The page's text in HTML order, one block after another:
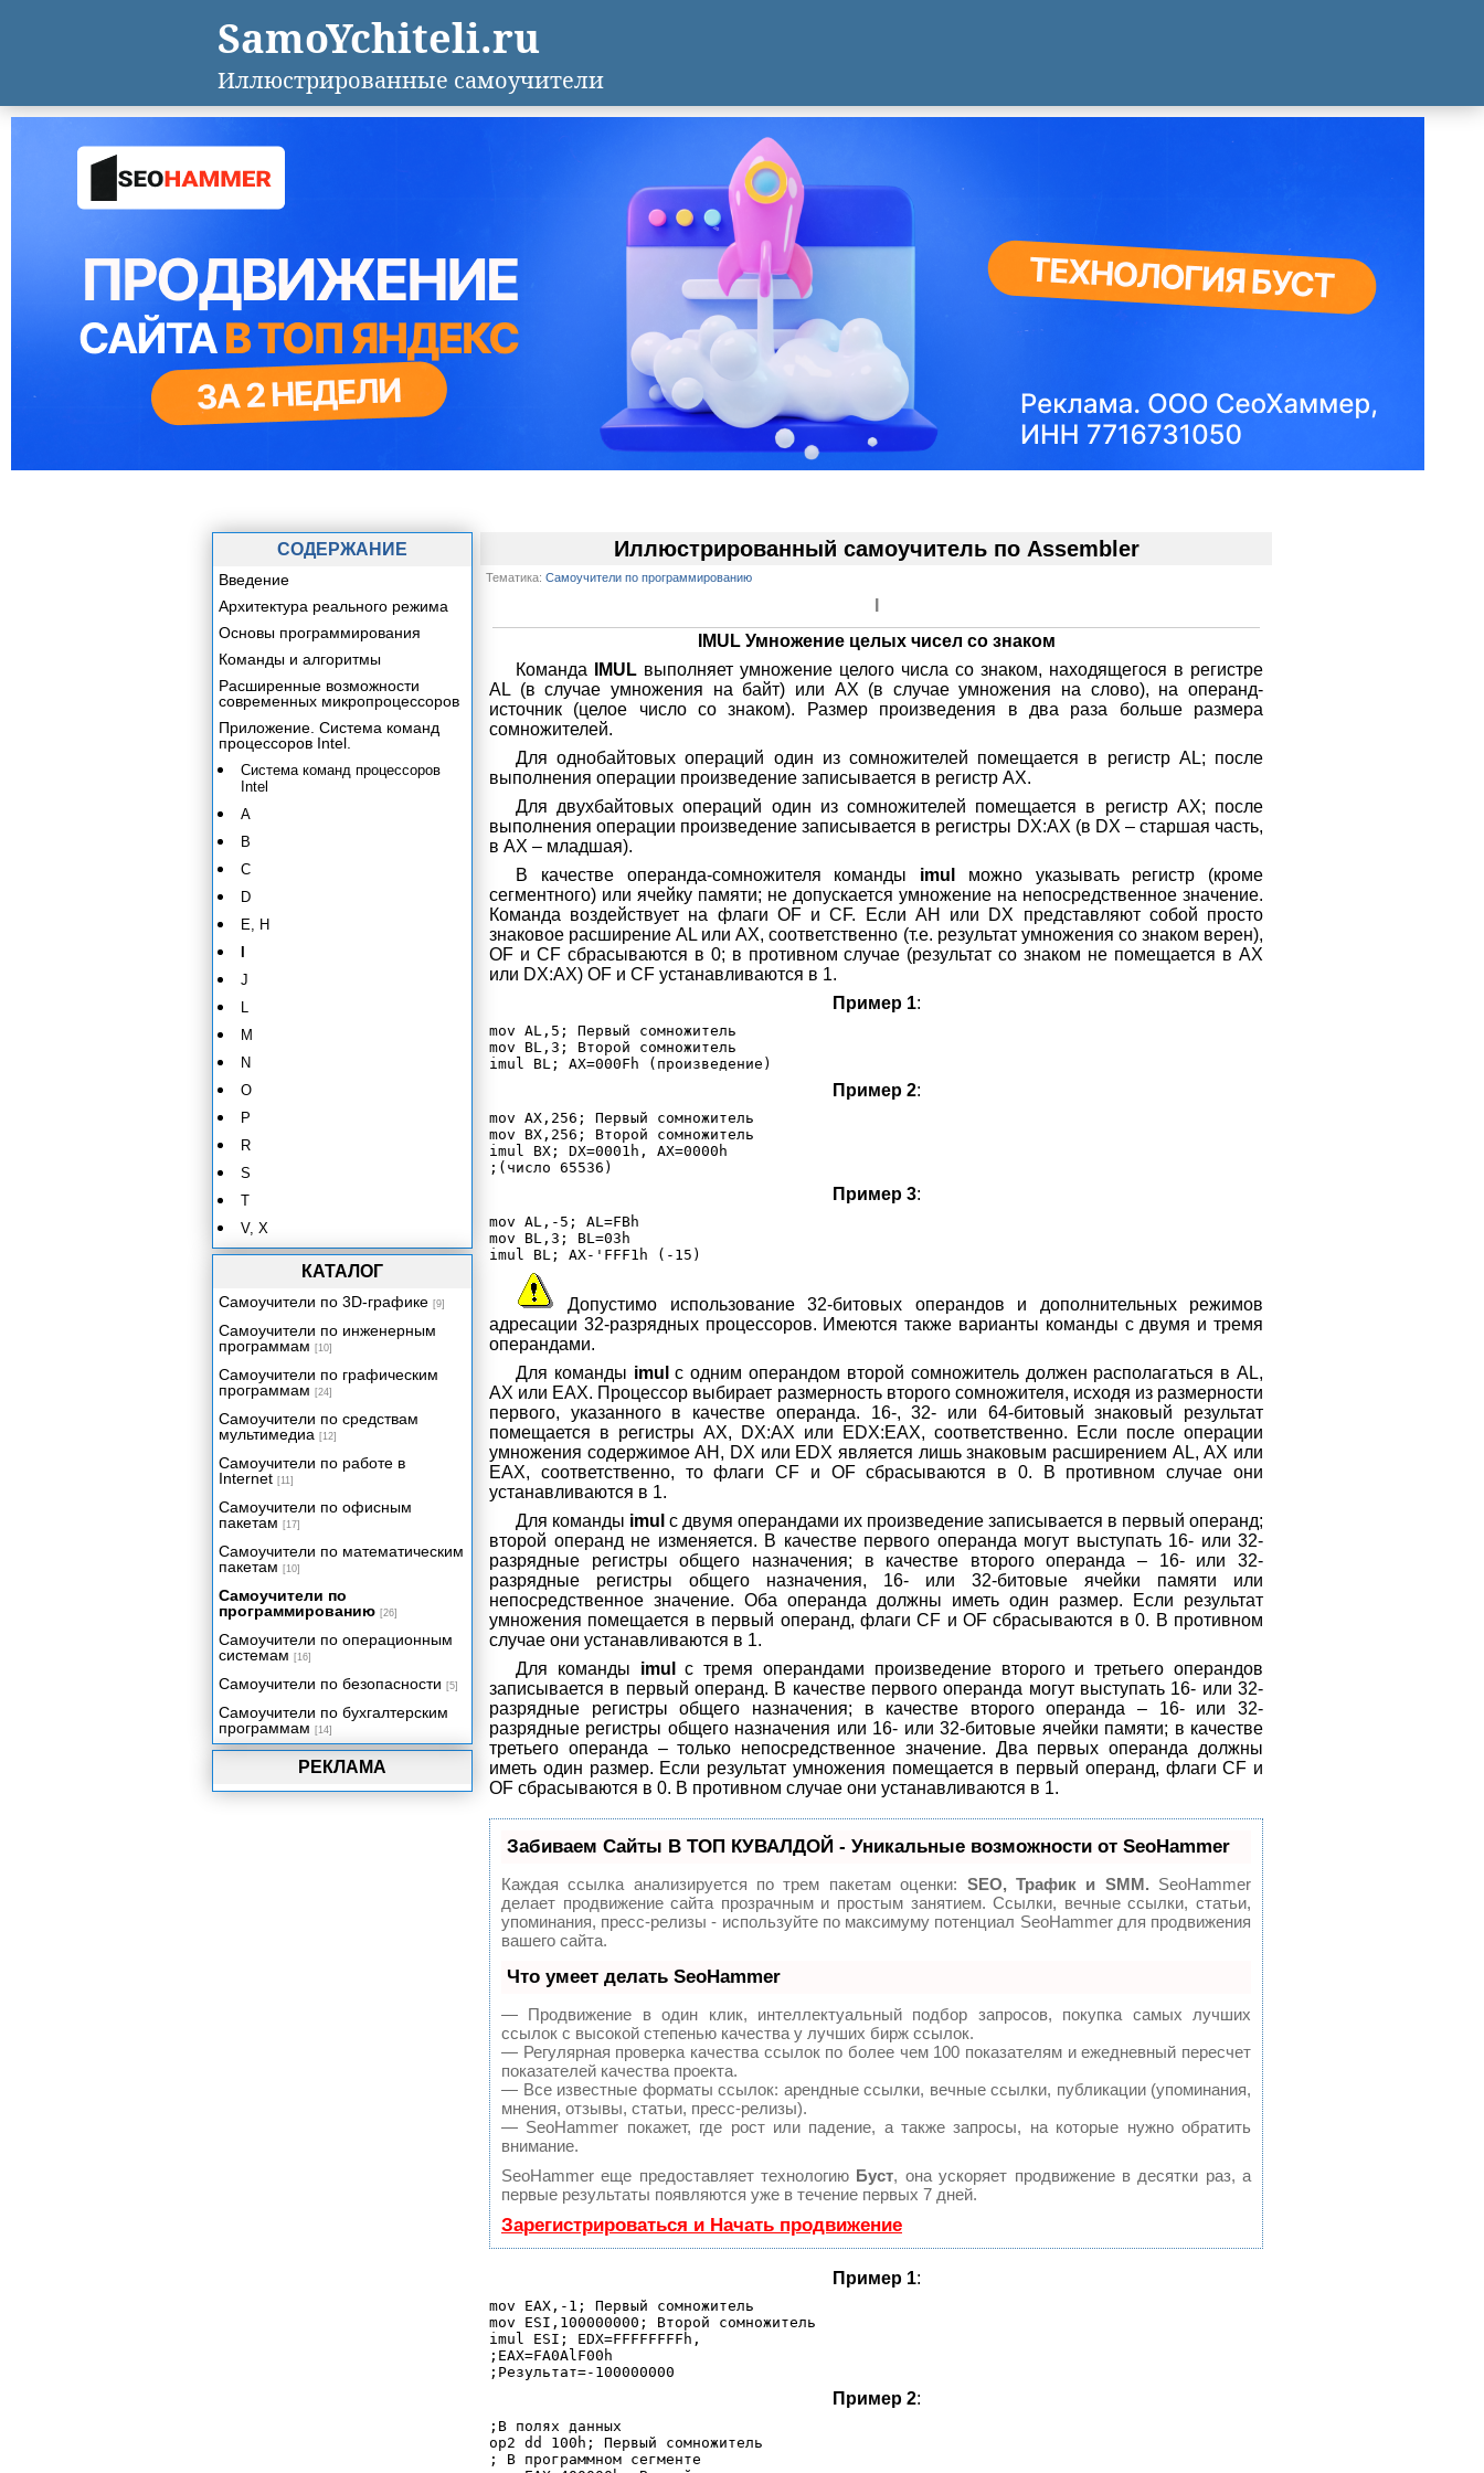
Иллюстрированный самоучитель по Assembler
Тематика: Самоучители по программированию
IMUL Умножение целых чисел со знаком
Команда
IMUL выполняет умножение целого числа со знаком, находящегося в регистре
AL (в случае умножения на байт) или АХ (в случае умножения на слово), на операнд-
источник (целое число со знаком). Размер произведения в два раза больше размера
сомножителей.
Для однобайтовых операций один из сомножителей помещается в регистр AL; после
выполнения операции произведение записывается в регистр АХ.
Для двухбайтовых операций один из сомножителей помещается в регистр АХ; после
выполнения операции произведение записывается в регистры DX:AX (в DX – старшая часть,
в АХ – младшая).
В качестве операнда-сомножителя команды imul
можно указывать регистр (кроме
сегментного) или ячейку памяти; не допускается умножение на непосредственное значение.
Команда воздействует на флаги OF и CF. Если АН или DX представляют собой просто
знаковое расширение AL или АХ, соответственно (т.е. результат умножения со знаком верен),
OF и CF сбрасываются в 0; в противном случае (результат со знаком не помещается в АХ
или DX:AX) OF и CF устанавливаются в 1.
Пример 1:
mov AL,5; Первый сомножитель
mov BL,3; Второй сомножитель
Пример 2:
mov AX,256; Первый сомножитель
mov BX,256; Второй сомножитель
imul BX; DX=0001h, AX=0000h
Пример 3:
mov AL,-5; AL=FBh
mov BL,3; BL=03h
Допустимо использование 32-битовых операндов и дополнительных режимов
адресации 32-разрядных процессоров. Имеются также варианты команды с двумя и тремя
операндами.
Для команды imul с одним операндом второй сомножитель должен располагаться в AL,
АХ или ЕАХ. Процессор выбирает размерность второго сомножителя, исходя из размерности
первого, указанного в качестве операнда. 16-, 32- или 64-битовый знаковый результат
помещается в регистры АХ, DX:AX или EDX:EAX, соответственно. Если после операции
умножения содержимое АН, DX или EDX является лишь знаковым расширением AL, АХ или
ЕАХ, соответственно, то флаги CF и OF сбрасываются в 0. В противном случае они
устанавливаются в 1.
Для команды imul с двумя операндами их произведение записывается в первый операнд;
второй операнд не изменяется. В качестве первого операнда могут выступать 16- или 32-
разрядные регистры общего назначения; в качестве второго операнда – 16- или 32-
разрядные регистры общего назначения, 16- или 32-битовые ячейки памяти или
непосредственное значение. Оба операнда должны иметь один размер. Если результат
умножения помещается в первый операнд, флаги CF и OF сбрасываются в 0. В противном
случае они устанавливаются в 1.
Для команды imul
с тремя операндами произведение второго и третьего операндов
записывается в первый операнд. В качестве первого операнда могут выступать 16- или 32-
разрядные регистры общего назначения; в качестве второго операнда – 16- или 32-
разрядные регистры общего назначения или 16- или 32-битовые ячейки памяти; в качестве
третьего операнда – только непосредственное значение. Два первых операнда должны
иметь один размер. Если результат умножения помещается в первый операнд, флаги CF и
OF сбрасываются в 0. В противном случае они устанавливаются в 1.
Забиваем Сайты В ТОП КУВАЛДОЙ - Уникальные возможности от SeoHammer
Каждая ссылка анализируется по трем пакетам оценки: SEO, Трафик и SMM. SeoHammer
делает продвижение сайта прозрачным и простым занятием. Ссылки, вечные ссылки, статьи,
упоминания, пресс-релизы - используйте по максимуму потенциал SeoHammer для продвижения
вашего сайта.
Что умеет делать SeoHammer
— Продвижение в один клик, интеллектуальный подбор запросов, покупка самых лучших
ссылок с высокой степенью качества у лучших бирж ссылок.
— Регулярная проверка качества ссылок по более чем 100 показателям и ежедневный пересчет
показателей качества проекта.
— Все известные форматы ссылок: арендные ссылки, вечные ссылки, публикации (упоминания,
мнения, отзывы, статьи, пресс-релизы).
— SeoHammer покажет, где рост или падение, а также запросы, на которые нужно обратить
внимание.
SeoHammer еще предоставляет технологию Буст, она ускоряет продвижение в десятки раз, а
первые результаты появляются уже в течение первых 7 дней.
Зарегистрироваться и Начать продвижение
Пример 1:
mov EAX,-1; Первый сомножитель
mov ESI,100000000; Второй сомножитель
imul ESI; EDX=FFFFFFFFh,
;EAX=FA0AlF00h
Пример 2:
;В полях данных
ор2 dd 100h; Первый сомножитель
; В программном сегменте
РЕКЛАМА
СОДЕРЖАНИЕ
Введение
Архитектура реального режима
Основы программирования
Команды и алгоритмы
Расширенные возможности
современных микропроцессоров
Приложение. Система команд
процессоров Intel.
Система команд процессоров
Intel
A
B
C
D
E, H
J
L
M
N
O
P
R
S
T
V, X
КАТАЛОГ
Самоучители по 3D-графике [9]
Самоучители по инженерным
программам [10]
Самоучители по графическим
программам [24]
Самоучители по средствам
мультимедиа [12]
Самоучители по работе в
Internet [11]
Самоучители по офисным
пакетам [17]
Самоучители по математическим
пакетам [10]
Самоучители по
программированию [26]
Самоучители по операционным
системам [16]
Самоучители по безопасности [5]
Самоучители по бухгалтерским
программам [14]
SamoYchiteli.ru
Иллюстрированные самоучители